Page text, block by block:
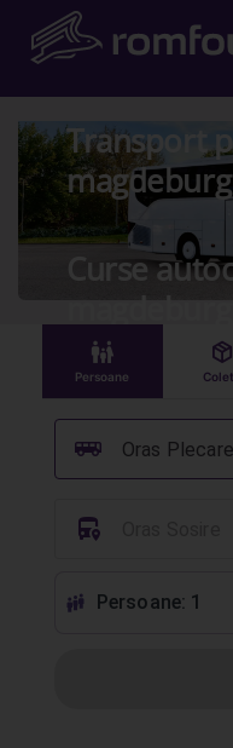
Transport
magdeburg
Curse
󱠣
Persoane
󰏗
Oras Plecare
󰞠
󱈒
󱕱 Persoane: 1